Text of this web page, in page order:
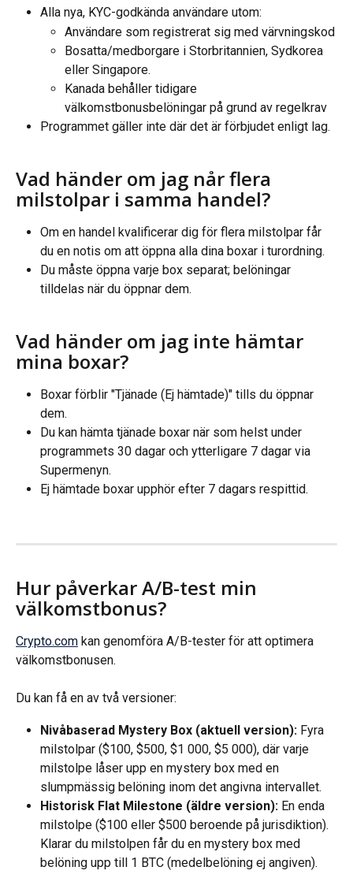
Alla nya, KYC-godkända användare utom:
Användare som registrerat sig med värvningskod
Bosatta/medborgare i Storbritannien, Sydkorea
eller Singapore.
Kanada behåller tidigare
välkomstbonusbelöningar på grund av regelkrav
Programmet gäller inte där det är förbjudet enligt lag.
Vad händer om jag når flera
milstolpar i samma handel?
Om en handel kvalificerar dig för flera milstolpar får
du en notis om att öppna alla dina boxar i turordning.
Du måste öppna varje box separat; belöningar
tilldelas när du öppnar dem.
Vad händer om jag inte hämtar
mina boxar?
Boxar förblir "Tjänade (Ej hämtade)" tills du öppnar
dem.
Du kan hämta tjänade boxar när som helst under
programmets 30 dagar och ytterligare 7 dagar via
Supermenyn.
Ej hämtade boxar upphör efter 7 dagars respittid.
Hur påverkar A/B-test min
välkomstbonus?
Crypto.com kan genomföra A/B-tester för att optimera
välkomstbonusen.
Du kan få en av två versioner:
Nivåbaserad Mystery Box (aktuell version): Fyra
milstolpar ($100, $500, $1 000, $5 000), där varje
milstolpe låser upp en mystery box med en
slumpmässig belöning inom det angivna intervallet.
Historisk Flat Milestone (äldre version): En enda
milstolpe ($100 eller $500 beroende på jurisdiktion).
Klarar du milstolpen får du en mystery box med
belöning upp till 1 BTC (medelbelöning ej angiven).